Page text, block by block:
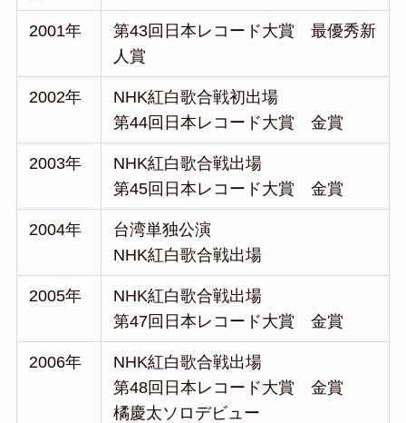
2001年
第43回日本レコード大賞 最優秀新
人賞
2002年
NHK紅白歌合戦初出場
第44回日本レコード大賞 金賞
2003年
NHK紅白歌合戦出場
第45回日本レコード大賞 金賞
2004年
台湾単独公演
NHK紅白歌合戦出場
2005年
NHK紅白歌合戦出場
第47回日本レコード大賞 金賞
2006年
NHK紅白歌合戦出場
第48回日本レコード大賞 金賞
橘慶太ソロデビュー